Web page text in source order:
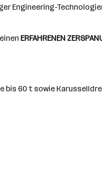
Engineering-
ERFAHRENEN
bis 60 t sowie